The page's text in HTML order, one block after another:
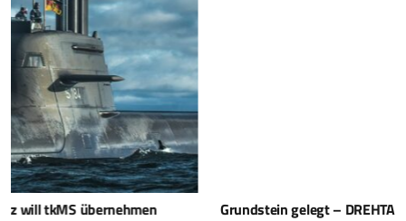
Grundstein gelegt – DREHTAINER setzt Wachstumskurs in